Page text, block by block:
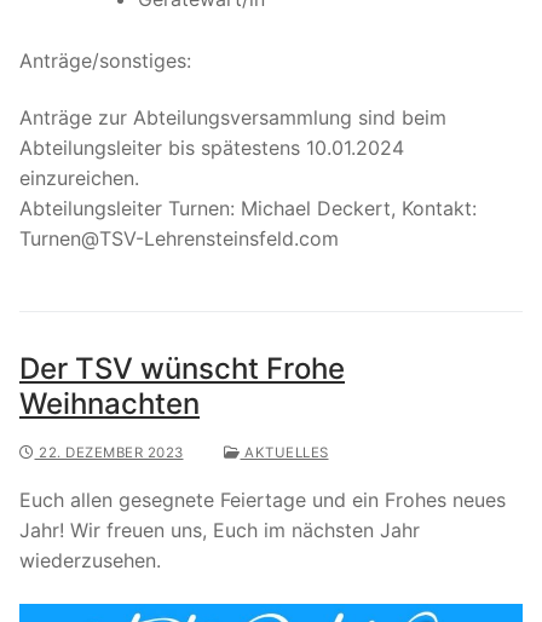
Anträge/sonstiges:
Anträge zur Abteilungsversammlung sind beim
Abteilungsleiter bis spätestens 10.01.2024
einzureichen.
Abteilungsleiter Turnen: Michael Deckert, Kontakt:
Turnen@TSV-Lehrensteinsfeld.com
Der TSV wünscht Frohe
Weihnachten
22. DEZEMBER 2023 AKTUELLES
Euch allen gesegnete Feiertage und ein Frohes neues
Jahr! Wir freuen uns, Euch im nächsten Jahr
wiederzusehen.